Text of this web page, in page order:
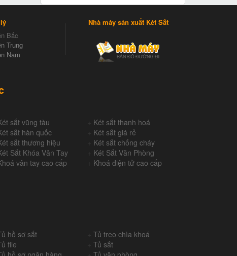
Bắc
Trung
Nam
Nhà máy sản xuất Két Sắt
sắt vũng tàu
Két sắt thanh hoá
sắt hàn quốc
Két sắt giá rẻ
sắt thương hiệu
Két sắt chống cháy
Sắt Khóa Vân Tay
Két Sắt Văn Phòng
vân tay cao cấp Khoá điện tử cao cấp
hồ sơ sắt
Tủ treo chìa khoá
file
Tủ sắt